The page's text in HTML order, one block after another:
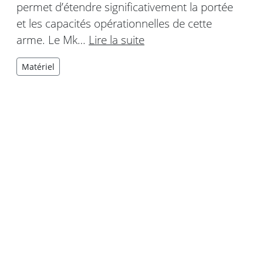
permet d’étendre significativement la portée
et les capacités opérationnelles de cette
arme. Le Mk… Lire la suite
Matériel